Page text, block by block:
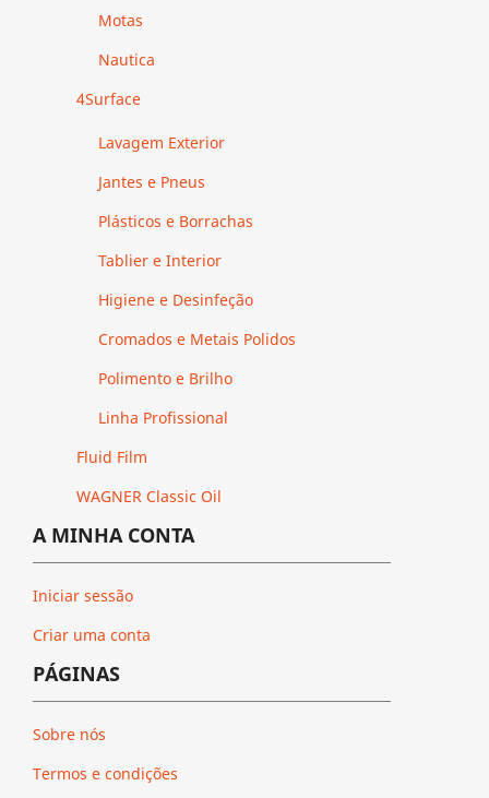
Motas
Nautica
4Surface
Lavagem Exterior
Jantes e Pneus
Plásticos e Borrachas
Tablier e Interior
Higiene e Desinfeção
Cromados e Metais Polidos
Polimento e Brilho
Linha Profissional
Fluid Film
WAGNER Classic Oil
A MINHA CONTA
Iniciar sessão
Criar uma conta
PÁGINAS
Sobre nós
Termos e condições